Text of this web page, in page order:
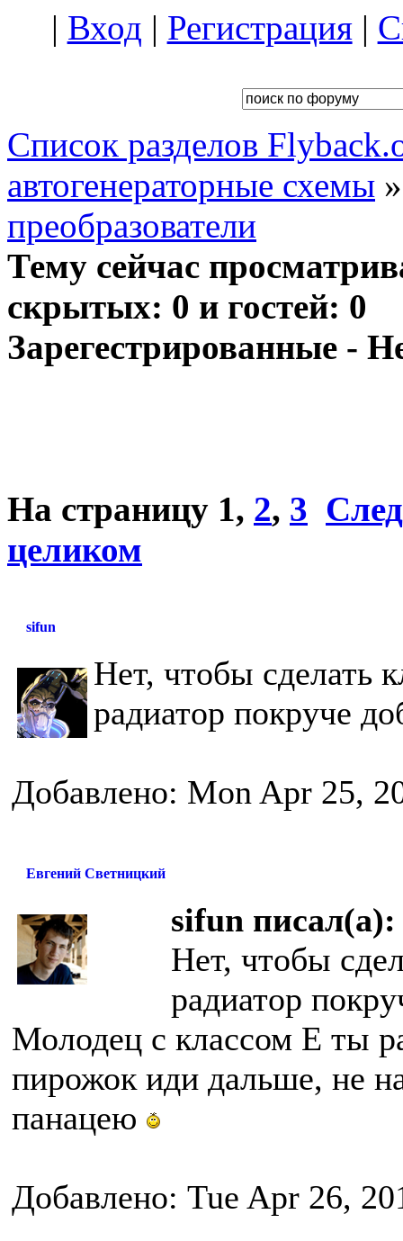
| Вход | Регистрация|
Список разделов
автогенераторные схемы
преобразователи
Тему сейчас
скрытых: 0 и гостей: 0
Зарегестрированные -
На страницу 1, 2, 3
целиком
sifun
Нет, чтобы сделать
радиатор покруче
Добавлено: Mon Apr 25,
Евгений Светницкий
sifun писал(а):
Нет, чтобы
радиатор
Молодец с классом Е ты
пирожок иди дальше, не
панацею
Добавлено: Tue Apr 26,